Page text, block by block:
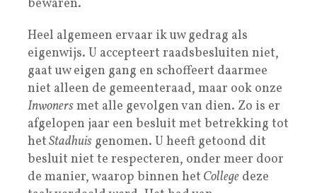
bewaren.
Heel algemeen ervaar ik uw gedrag als
eigenwijs. U accepteert raadsbesluiten niet,
gaat uw eigen gang en schoffeert daarmee
niet alleen de gemeenteraad, maar ook onze
Inwonersmet alle gevolgen van dien. Zo is er
afgelopen jaar een besluit met betrekking tot
hetStadhuis genomen. U heeft getoond dit
besluit niet te respecteren, onder meer door
de manier, waarop binnen het College deze